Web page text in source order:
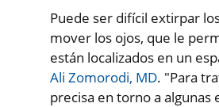
Puede ser difícil extirpar
mover los ojos, que le
están localizados en un
Ali Zomorodi, MD. "Para
precisa en torno a